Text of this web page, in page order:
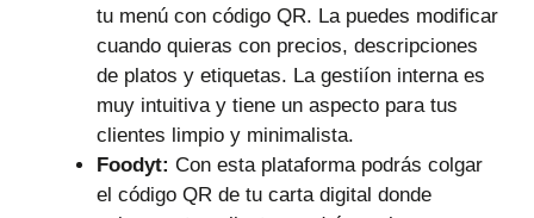
tu menú con código QR. La puedes modificar
cuando quieras con precios, descripciones
de platos y etiquetas. La gestiíon interna es
muy intuitiva y tiene un aspecto para tus
clientes limpio y minimalista.
Foodyt: Con esta plataforma podrás colgar
el código QR de tu carta digital donde